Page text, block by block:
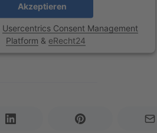
Akzeptieren
Usercentrics Consent Management
Platform & eRecht24